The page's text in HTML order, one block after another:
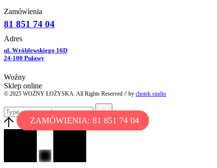
ZAMÓWIENIA: 81 851 74 04
Zamówienia
81 851 74 04
Adres
ul. Wróblewskiego 16D
24-100 Puławy
Woźny
Sklep online
© 2025 WOŹNY ŁOŻYSKA. All Rights Reserved // by chotek studio